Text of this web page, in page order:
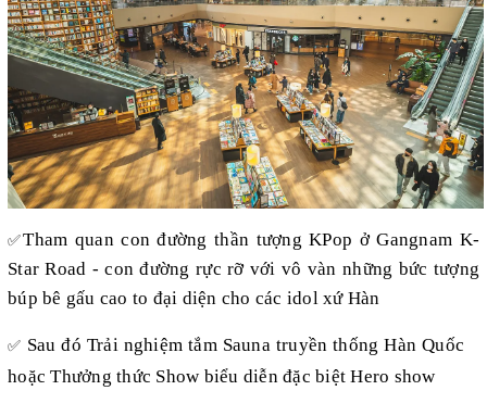
✅Tham quan con đường thần tượng KPop ở Gangnam K-
Star Road - con đường rực rỡ với vô vàn những bức tượng
búp bê gấu cao to đại diện cho các idol xứ Hàn
✅ Sau đó Trải nghiệm tắm Sauna truyền thống Hàn Quốc
hoặc Thưởng thức Show biểu diễn đặc biệt Hero show